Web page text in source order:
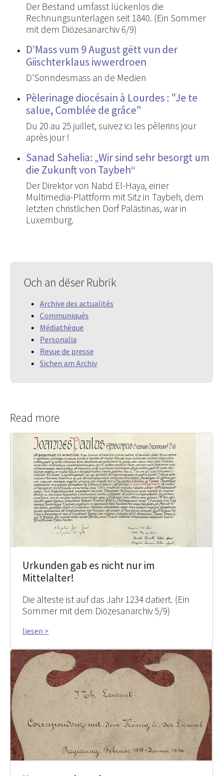
Der Bestand umfasst lückenlos die
Rechnungsunterlagen seit 1840. (Ein Sommer
mit dem Diözesanarchiv 6/9)
D’Mass vum 9 August gëtt vun der
Giischterklaus iwwerdroen
D'Sonndesmass an de Medien
Pèlerinage diocésain à Lourdes : "Je te
salue, Comblée de grâce"
Du 20 au 25 juillet, suivez ici les pèlerins jour
après jour !
Sanad Sahelia: „Wir sind sehr besorgt um
die Zukunft von Taybeh“
Der Direktor von Nabd El-Haya, einer
Multimedia-Plattform mit Sitz in Taybeh, dem
letzten christlichen Dorf Palästinas, war in
Luxemburg.
Och an dëser Rubrik
Archive des actualités
Communiqués
Médiathèque
Personalia
Revue de presse
Sichen am Archiv
Read more
Urkunden gab es nicht nur im
Mittelalter!
Die älteste ist auf das Jahr 1234 datiert. (Ein
Sommer mit dem Diözesanarchiv 5/9)
liesen >